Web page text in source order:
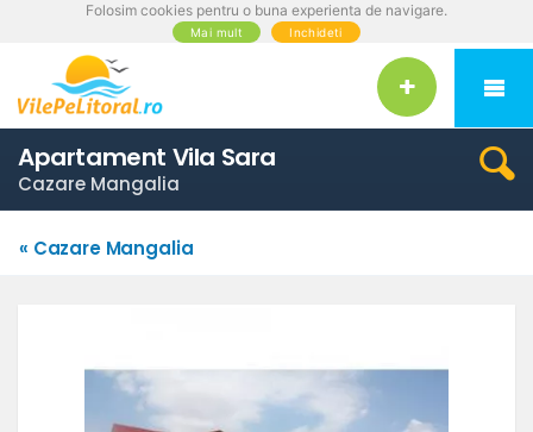
Folosim cookies pentru o buna experienta de navigare.
Mai mult Inchideti
Apartament Vila Sara
Cazare Mangalia
« Cazare Mangalia